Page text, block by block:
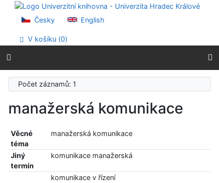
Přejít na obsah
Přejít na menu
Prohlášení o webové přístupnosti
Česky English
V košíku (0)
Počet záznamů: 1
manažerská komunikace
Věcné
téma
manažerská komunikace
Jiný
termín
komunikace manažerská
komunikace v řízení